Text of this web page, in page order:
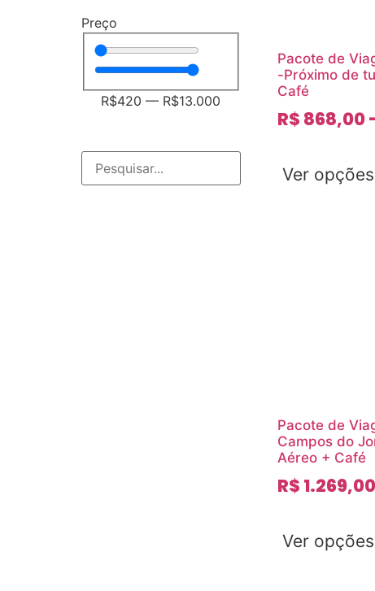
Preço
R$420 — R$13.000
Pacote de
-Próximo de
Café
R$ 868,00
Ver opções
Pacote de
Campos do
Aéreo + Café
R$ 1.269,00
Ver opções